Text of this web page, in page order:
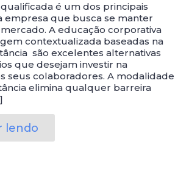
é um dos principais
empresa que busca se manter
A educação corporativa
contextualizada baseadas na
são excelentes alternativas
que desejam investir na
seus colaboradores. A modalidade
elimina qualquer barreira
lendo